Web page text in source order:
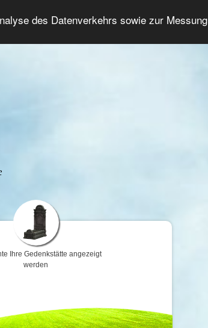
des Datenverkehrs sowie zur Messung
Anmelden
Ihre Gedenkstätte angezeigt
werden